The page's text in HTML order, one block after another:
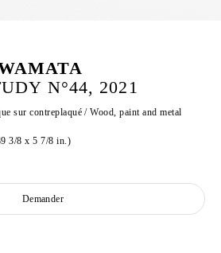
N°44, 2021
sur contreplaqué / Wood, paint and metal
3/8 x 5 7/8 in.)
Demander